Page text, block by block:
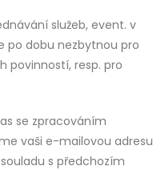
služeb, event. v
po dobu nezbytnou pro
povinností, resp. pro
se zpracováním
vaši e-mailovou adresu
s předchozím